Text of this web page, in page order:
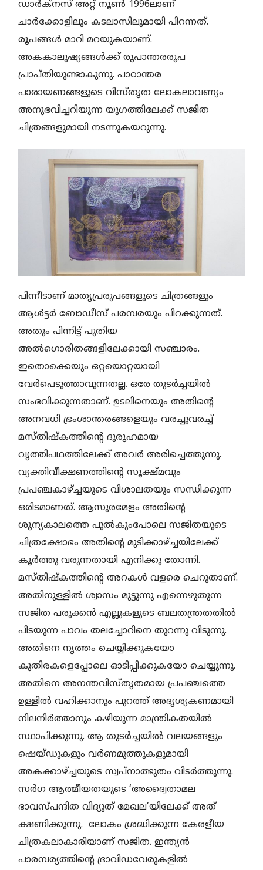
ഡാർക്നസ് അറ്റ് നൂൺ 1996ലാണ്
ചാർക്കോളിലും കടലാസിലുമായി പിറന്നത്.
രൂപങ്ങൾ മാറി മറയുകയാണ്.
അകകാലുഷ്യങ്ങൾക്ക് രൂപാന്തരരൂപ
പ്രാപ്തിയുണ്ടാകുന്നു. പാഠാന്തര
പാരായണങ്ങളുടെ വിസ്തൃത ലോകലാവണ്യം
അനുഭവിച്ചറിയുന്ന യുഗത്തിലേക്ക് സജിത
ചിത്രങ്ങളുമായി നടന്നുകയറുന്നു.
പിന്നീടാണ് മാതൃപ്രരുപങ്ങളുടെ ചിത്രങ്ങളും
ആൾട്ടർ ബോഡീസ് പരമ്പരയും പിറക്കുന്നത്.
അതും പിന്നിട്ട് പുതിയ
അൽഗൊരിതങ്ങളിലേക്കായി സഞ്ചാരം.
ഇതൊക്കെയും ഒറ്റയൊറ്റയായി
വേർപെടുത്താവുന്നതല്ല. ഒരേ തുടർച്ചയിൽ
സംഭവിക്കുന്നതാണ്. ഉടലിനെയും അതിന്റെ
അനവധി ഭ്രംശാന്തരങ്ങളെയും വരച്ചുവരച്ച്
മസ്തിഷ്കത്തിന്റെ ദുരൂഹമായ
വൃത്തിപഥത്തിലേക്ക് അവർ അരിച്ചെത്തുന്നു.
വ്യക്തിവീക്ഷണത്തിന്റെ സൂക്ഷ്മവും
പ്രപഞ്ചകാഴ്ച്ചയുടെ വിശാലതയും സന്ധിക്കുന്ന
ഒരിടമാണത്. ആസുരമേളം അതിന്റെ
ശൂന്യകാലത്തെ പുൽകുംപോലെ സജിതയുടെ
ചിത്രക്ഷോഭം അതിന്റെ മുടിക്കാഴ്ച്ചയിലേക്ക്
കൂർത്തു വരുന്നതായി എനിക്കു തോന്നി.
മസ്തിഷ്കത്തിന്റെ അറകൾ വളരെ ചെറുതാണ്.
അതിനുള്ളിൽ ശ്വാസം മുട്ടുന്നു എന്നെഴുതുന്ന
സജിത പരുക്കൻ എല്ലുകളുടെ ബലതന്ത്രതതിൽ
പിടയുന്ന പാവം തലച്ചോറിനെ തുറന്നു വിടുന്നു.
അതിനെ നൃത്തം ചെയ്യിക്കുകയോ
കുതിരകളെപ്പോലെ ഓടിപ്പിക്കുകയോ ചെയ്യുന്നു.
അതിനെ അനന്തവിസ്തൃതമായ പ്രപഞ്ചത്തെ
ഉള്ളിൽ വഹിക്കാനും പുറത്ത് അദൃശ്യകണമായി
നിലനിർത്താനും കഴിയുന്ന മാന്ത്രികതയിൽ
സ്ഥാപിക്കുന്നു. ആ തുടർച്ചയിൽ വലയങ്ങളും
ഷെയ്ഡുകളും വർണമുത്തുകളുമായി
അകക്കാഴ്ച്ചയുടെ സ്വപ്നാത്ഭുതം വിടർത്തുന്നു.
സർഗ ആത്മീയതയുടെ ‘അദ്വൈതാമല
ഭാവസ്പന്ദിത വിദ്യുത് മേഖല’യിലേക്ക് അത്
ക്ഷണിക്കുന്നു. ലോകം ശ്രദ്ധിക്കുന്ന കേരളീയ
ചിത്രകലാകാരിയാണ് സജിത. ഇന്ത്യൻ
പാരമ്പര്യത്തിന്റെ ദ്രാവിഡവേരുകളിൽ